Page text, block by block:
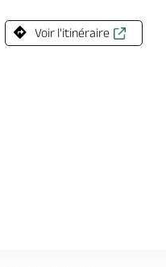
Voir l'itinéraire